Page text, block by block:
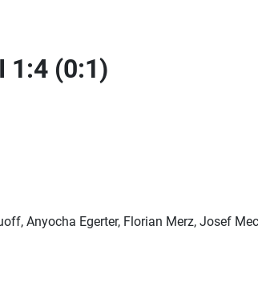
1:4 (0:1)
Anyocha Egerter, Florian Merz, Josef